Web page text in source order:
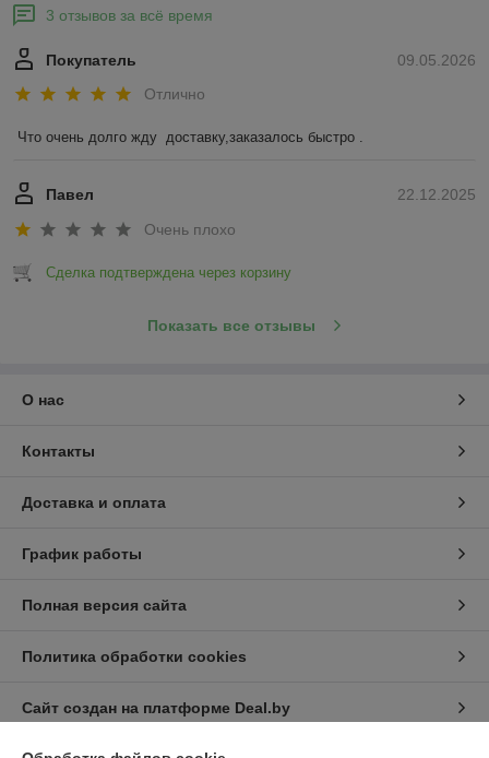
3 отзывов за всё время
09.05.2026
Покупатель
Отлично
Что очень долго жду  доставку,заказалось быстро .
22.12.2025
Павел
Очень плохо
Сделка подтверждена через корзину
Показать все отзывы
О нас
Контакты
Доставка и оплата
График работы
Полная версия сайта
Политика обработки cookies
Сайт создан на платформе Deal.by